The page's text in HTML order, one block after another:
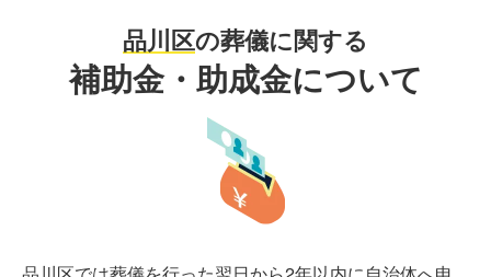
品川区の葬儀に関する
補助金・助成金について